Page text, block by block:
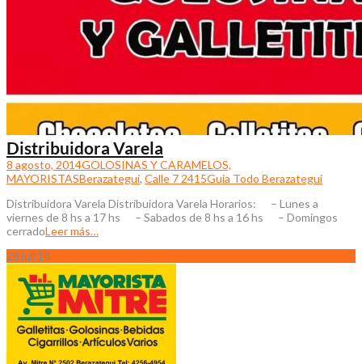
Distribuidora Varela
8 agosto, 2014GOLOSINAS Y CARAMELOS,
MAYORISTASBerazategui, Calle 7 2415Guia Todo Berazategui
Distribuidora Varela Distribuidora Varela Horarios: – Lunes a
viernes de 8 hs a 17 hs – Sabados de 8 hs a 16 hs – Domingos
cerradoLeer más…
28 Jul/14